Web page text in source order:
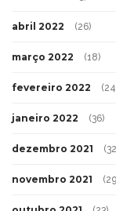
abril 2022 (26)
março 2022 (18)
fevereiro 2022
janeiro 2022 (36)
dezembro 2021
novembro 2021